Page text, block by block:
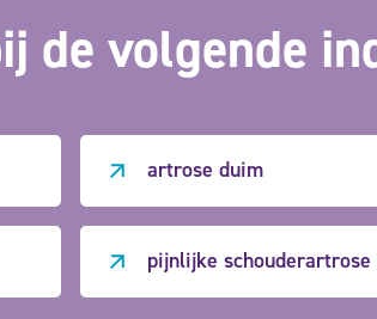
de volgende
artrose duim
pijnlijke schouderartrose